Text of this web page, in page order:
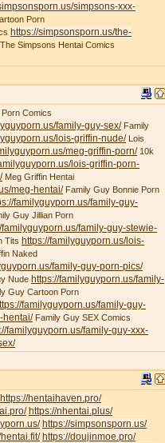
simpsons-xxx-
Porn
https://simpsonsporn.us/the-
Simpsons Hentai Comics
Comics
family-guy-sex/Family
lois-griffin-nude/Lois
meg-griffin-porn/10k
lois-griffin-porn-
Meg Griffin Hentai
meg-hentai/Family Guy Bonnie Porn
familyguyporn.us/family-guy-
Guy Jillian Porn
familyguyporn.us/family-guy-stewie-
Tits https://familyguyporn.us/lois-
Naked
family-guy-porn-pics/
Nude https://familyguyporn.us/family-
Guy Cartoon Porn
familyguyporn.us/family-guy-
hentai/Family Guy SEX Comics
familyguyporn.us/family-guy-xxx-
https://hentaihaven.pro/
https://nhentai.plus/
https://simpsonsporn.us/
hentai.fit/ https://doujinmoe.pro/